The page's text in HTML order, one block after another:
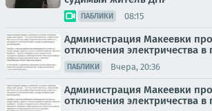
ПАБЛИКИ 08:15
Администрация Макеевки
отключения электричества в
ПАБЛИКИ Вчера, 20:36
Администрация Макеевки
отключения электричества в